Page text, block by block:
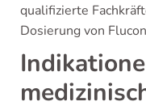
qualifizierte
Dosierung von